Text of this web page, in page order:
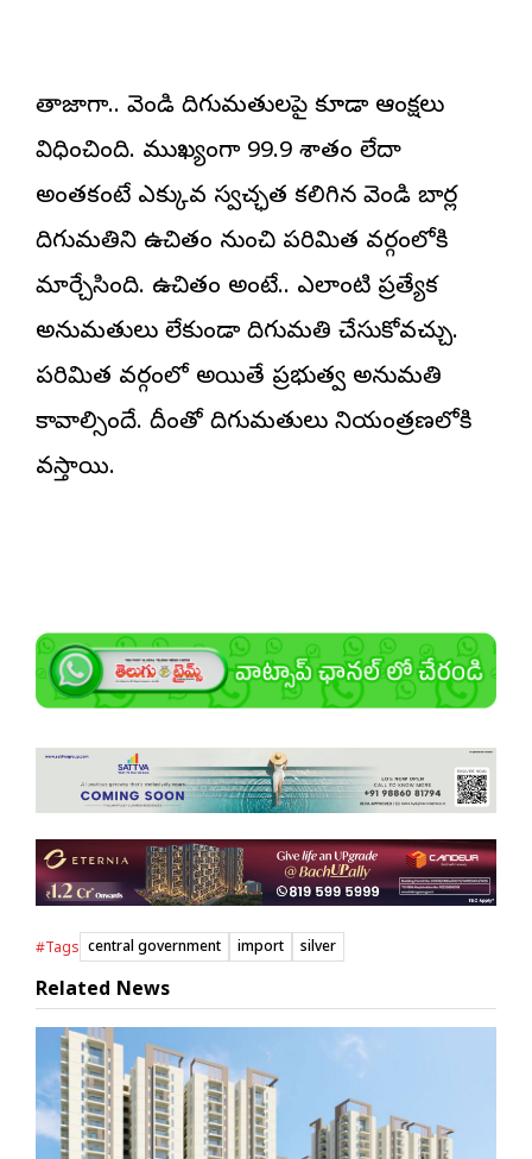
తాజాగా.. వెండి దిగుమతులపై కూడా ఆంక్షలు
విధించింది. ముఖ్యంగా 99.9 శాతం లేదా
అంతకంటే ఎక్కువ స్వచ్ఛత కలిగిన వెండి బార్ల
దిగుమతిని ఉచితం నుంచి పరిమిత వర్గంలోకి
మార్చేసింది. ఉచితం అంటే.. ఎలాంటి ప్రత్యేక
అనుమతులు లేకుండా దిగుమతి చేసుకోవచ్చు.
పరిమిత వర్గంలో అయితే ప్రభుత్వ అనుమతి
కావాల్సిందే. దీంతో దిగుమతులు నియంత్రణలోకి
వస్తాయి.
#Tags central government import silver
Related News